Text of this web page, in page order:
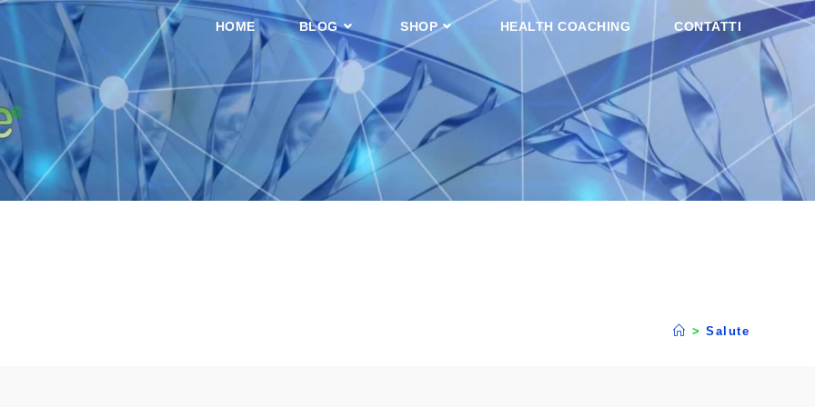
HOME BLOG SHOP HEALTH COACHING CONTATTI
> Salute